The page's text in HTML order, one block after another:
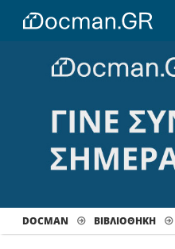
DOCMAN ΒΙΒΛΙΟΘΗΚΗ